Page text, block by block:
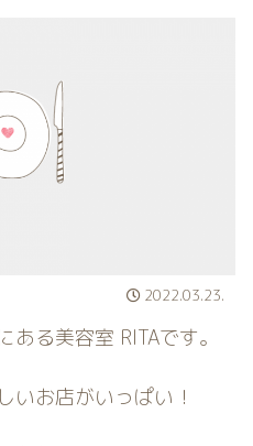
2022.03.23.
る美容室 RITAです。
いお店がいっぱい！